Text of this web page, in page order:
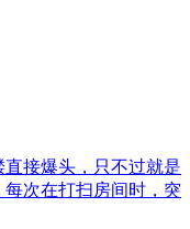
接爆头，只不过就是
次在打扫房间时，突